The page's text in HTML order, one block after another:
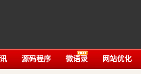
源码程序 微语录 网站优化